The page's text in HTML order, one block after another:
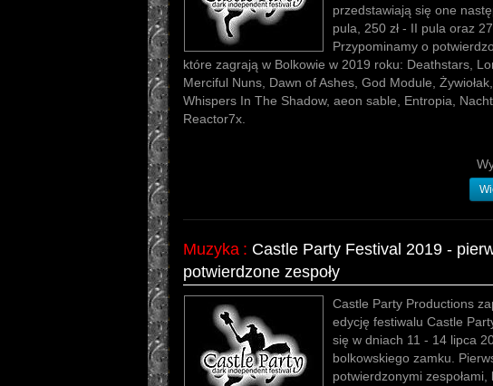
przedstawiają się one
pula, 250 zł - II pula oraz
Przypominamy o
które zagrają w Bolkowie w 2019 roku: Deathstars,
Merciful Nuns, Dawn of Ashes, God Module,
Whispers In The Shadow, aeon sable, Entropia,
Reactor7x.
Muzyka : Castle Party Festival 2019 -
potwierdzone zespoły
Castle Party Productions
edycję festiwalu Castle
się w dniach 11 - 14 lipca
bolkowskiego zamku.
potwierdzonymi